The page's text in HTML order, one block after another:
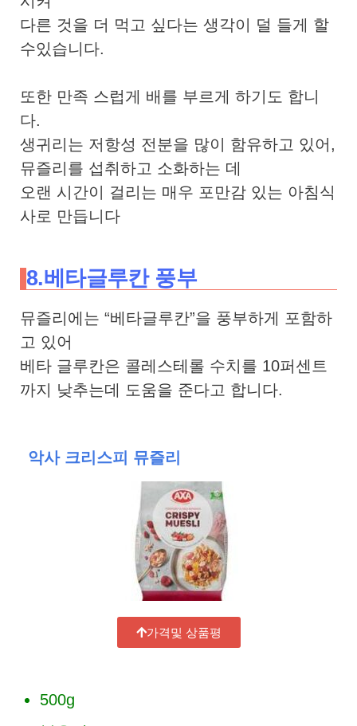
다른 것을 더 먹고 싶다는 생각이 덜 들게 할
수있습니다.
또한 만족 스럽게 배를 부르게 하기도 합니
다.
생귀리는 저항성 전분을 많이 함유하고 있어,
뮤즐리를 섭취하고 소화하는 데
오랜 시간이 걸리는 매우 포만감 있는 아침식
사로 만듭니다
8.베타글루칸 풍부
뮤즐리에는 “베타글루칸”을 풍부하게 포함하
고 있어
베타 글루칸은 콜레스테롤 수치를 10퍼센트
까지 낮추는데 도움을 준다고 합니다.
악사 크리스피 뮤즐리
가격및 상품평
500g